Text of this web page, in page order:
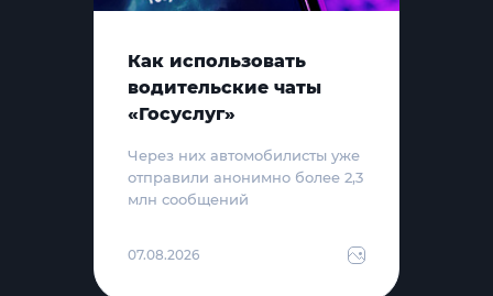
Как использовать
водительские чаты
«Госуслуг»
Через них автомобилисты уже
отправили анонимно более 2,3
млн сообщений
07.08.2026